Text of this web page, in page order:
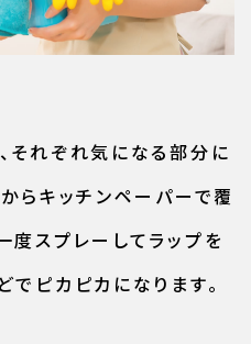
それぞれ気になる部分に
らキッチンペーパーで覆
度スプレーしてラップを
でピカピカになります。